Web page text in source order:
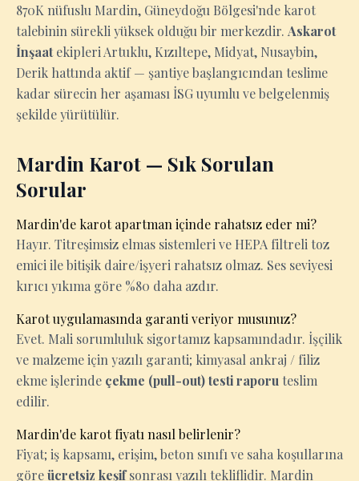
870K nüfuslu Mardin, Güneydoğu Bölgesi'nde karot
talebinin sürekli yüksek olduğu bir merkezdir. Askarot
İnşaatekipleri Artuklu, Kızıltepe, Midyat, Nusaybin,
Derik hattında aktif — şantiye başlangıcından teslime
kadar sürecin her aşaması İSG uyumlu ve belgelenmiş
şekilde yürütülür.
Mardin Karot — Sık Sorulan
Sorular
Mardin'de karot apartman içinde rahatsız eder mi?
Hayır. Titreşimsiz elmas sistemleri ve HEPA filtreli toz
emici ile bitişik daire/işyeri rahatsız olmaz. Ses seviyesi
kırıcı yıkıma göre %80 daha azdır.
Karot uygulamasında garanti veriyor musunuz?
Evet. Mali sorumluluk sigortamız kapsamındadır. İşçilik
ve malzeme için yazılı garanti; kimyasal ankraj / filiz
ekme işlerinde çekme (pull-out) testi raporu teslim
edilir.
Mardin'de karot fiyatı nasıl belirlenir?
Fiyat; iş kapsamı, erişim, beton sınıfı ve saha koşullarına
göreücretsiz keşifsonrası yazılı tekliflidir. Mardin